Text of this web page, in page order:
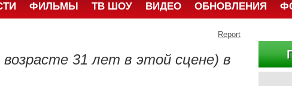
ФИЛЬМЫ ТВ ШОУ ВИДЕО ОБНОВЛЕНИЯ
Report
возрасте 31 лет в этой сцене) в